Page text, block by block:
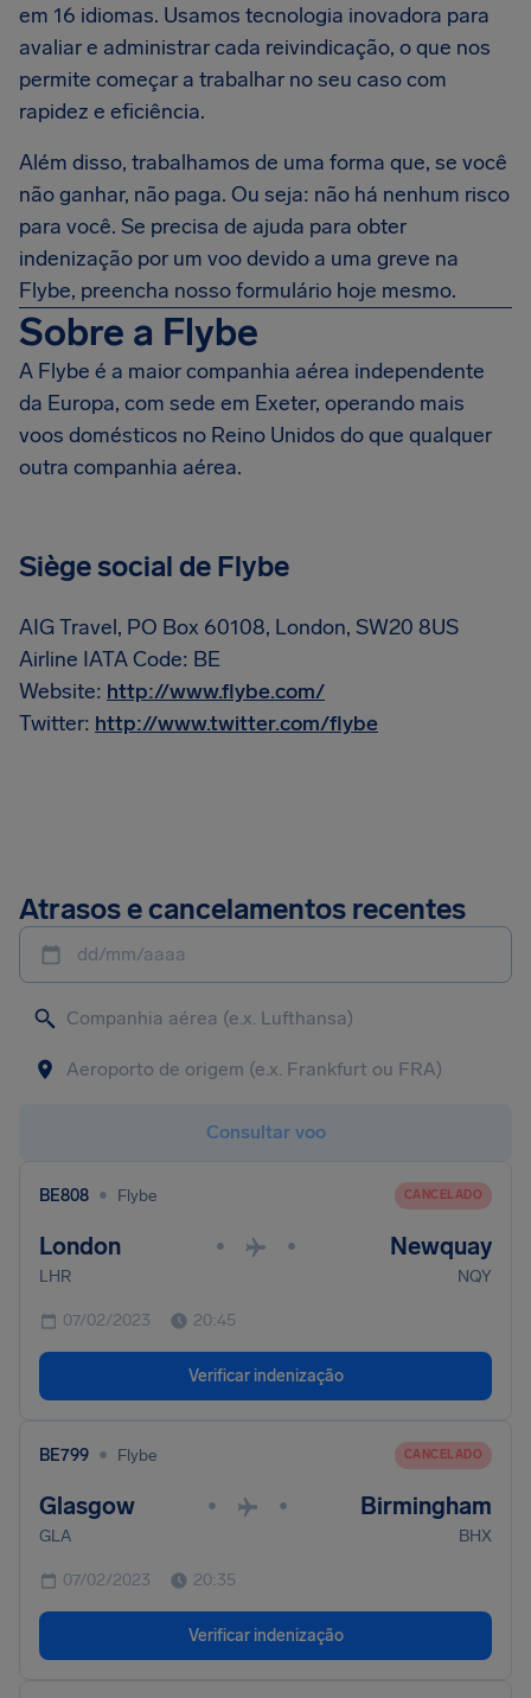
em 16 idiomas. Usamos tecnologia inovadora para
avaliar e administrar cada reivindicação, o que nos
permite começar a trabalhar no seu caso com
rapidez e eficiência.
Além disso, trabalhamos de uma forma que, se você
não ganhar, não paga. Ou seja: não há nenhum risco
para você. Se precisa de ajuda para obter
indenização por um voo devido a uma greve na
Flybe, preencha nosso formulário hoje mesmo.
Sobre a Flybe
A Flybe é a maior companhia aérea independente
da Europa, com sede em Exeter, operando mais
voos domésticos no Reino Unidos do que qualquer
outra companhia aérea.
Siège social de Flybe
AIG Travel, PO Box 60108, London, SW20 8US
Airline IATA Code: BE
Website: http://www.flybe.com/
Twitter: http://www.twitter.com/flybe
Atrasos e cancelamentos recentes
dd/mm/aaaa
Consultar voo
BE808 • Flybe CANCELADO
London • • Newquay
LHR NQY
07/02/2023 20:45
Verificar indenização
BE799 • Flybe CANCELADO
Glasgow • • Birmingham
GLA BHX
07/02/2023 20:35
Verificar indenização